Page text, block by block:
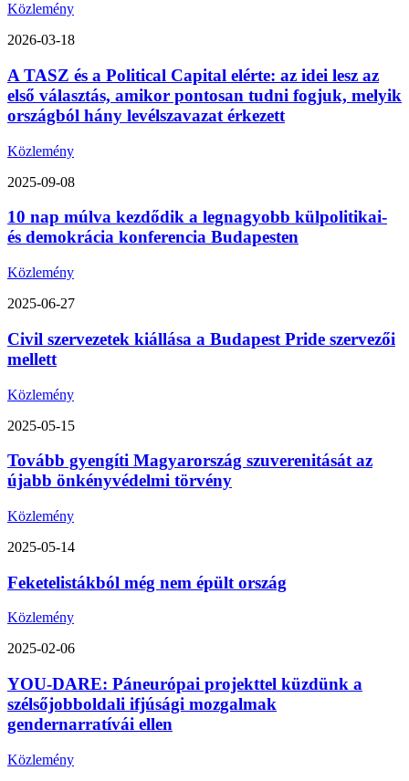
Közlemény
2026-03-18
A TASZ és a Political Capital elérte: az idei lesz az
első választás, amikor pontosan tudni fogjuk, melyik
országból hány levélszavazat érkezett
Közlemény
2025-09-08
10 nap múlva kezdődik a legnagyobb külpolitikai-
és demokrácia konferencia Budapesten
Közlemény
2025-06-27
Civil szervezetek kiállása a Budapest Pride szervezői
mellett
Közlemény
2025-05-15
Tovább gyengíti Magyarország szuverenitását az
újabb önkényvédelmi törvény
Közlemény
2025-05-14
Feketelistákból még nem épült ország
Közlemény
2025-02-06
YOU-DARE: Páneurópai projekttel küzdünk a
szélsőjobboldali ifjúsági mozgalmak
gendernarratívái ellen
Közlemény